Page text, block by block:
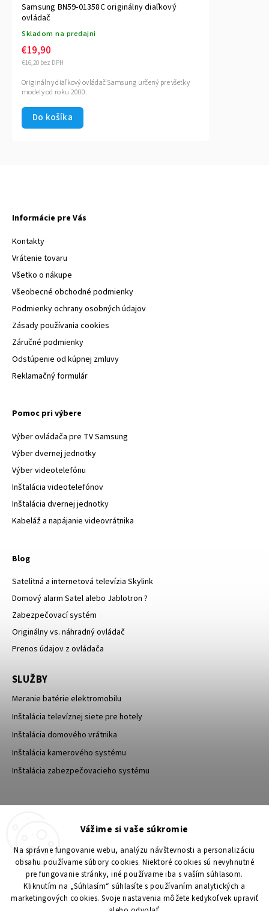
Vážime si vaše súkromie
Na správne fungovanie webu, analýzu návštevnosti a personalizáciu
obsahu používame súbory cookies. Niektoré cookies sú nevyhnutné
pre fungovanie stránky, iné používame iba s vaším súhlasom.
Kliknutím na „Súhlasím“ súhlasíte s používaním analytických a
marketingových cookies. Svoje nastavenia môžete kedykoľvek upraviť
Samsung BN59-01358C originálny diaľkový
ovládač
Skladom na predajni
€16,20 bez DPH
€19,90
Do košíka
Originálny diaľkový ovládač Samsung určený pre všetky
modely od roku 2000.
Informácie pre Vás
Kontakty
Vrátenie tovaru
Všetko o nákupe
Všeobecné obchodné podmienky
Podmienky ochrany osobných údajov
Zásady používania cookies
Záručné podmienky
Odstúpenie od kúpnej zmluvy
Reklamačný formulár
Pomoc pri výbere
Výber ovládača pre TV Samsung
Výber dvernej jednotky
Výber videotelefónu
Inštalácia videotelefónov
Inštalácia dvernej jednotky
Kabeláž a napájanie videovrátnika
Blog
Satelitná a internetová televízia Skylink
Domový alarm Satel alebo Jablotron ?
Zabezpečovací systém
Originálny vs. náhradný ovládač
Prenos údajov z ovládača
SLUŽBY
Meranie batérie elektromobilu
Inštalácia televíznej siete pre hotely
Inštalácia domového vrátnika
Inštalácia kamerového systému
Inštalácia zabezpečovacieho systému